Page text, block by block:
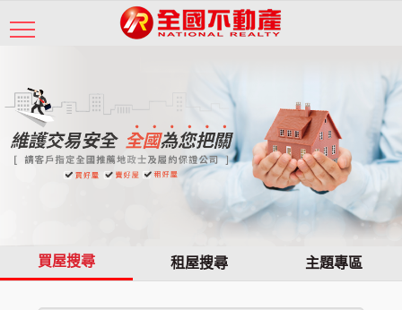
買屋搜尋 租屋搜尋 主題專區